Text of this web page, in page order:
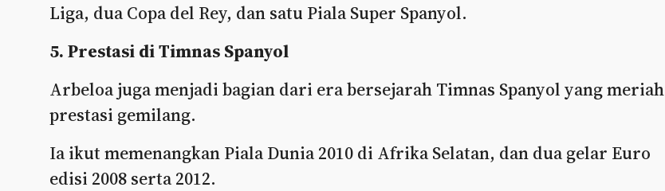
Liga, dua Copa del Rey, dan satu Piala Super Spanyol.
5. Prestasi di Timnas Spanyol
Arbeloa juga menjadi bagian dari era bersejarah Timnas Spanyol yang meriah
prestasi gemilang.
Ia ikut memenangkan Piala Dunia 2010 di Afrika Selatan, dan dua gelar Euro
edisi 2008 serta 2012.